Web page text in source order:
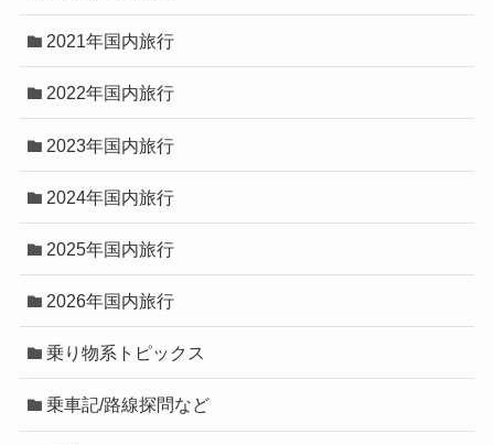
2021年国内旅行
2022年国内旅行
2023年国内旅行
2024年国内旅行
2025年国内旅行
2026年国内旅行
乗り物系トピックス
乗車記/路線探問など